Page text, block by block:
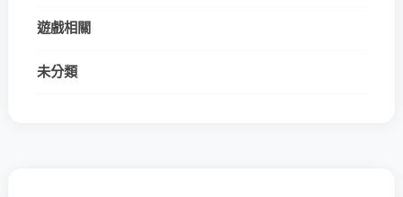
遊戲相關
未分類